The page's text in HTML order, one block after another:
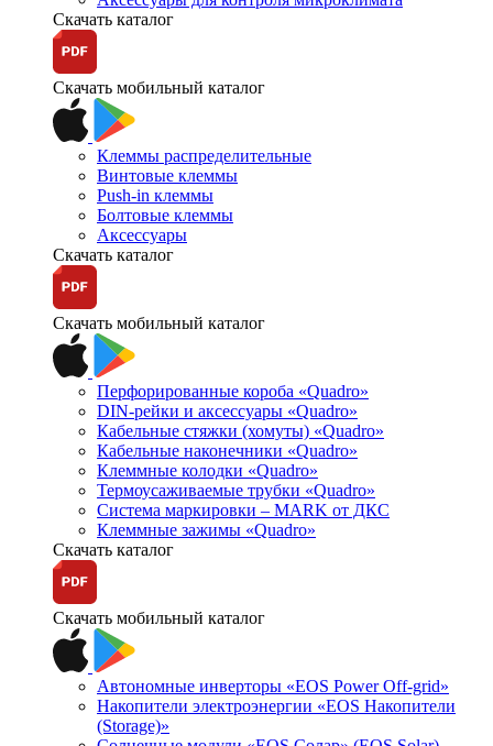
Скачать каталог
Скачать мобильный каталог
Клеммы распределительные
Винтовые клеммы
Push-in клеммы
Болтовые клеммы
Аксессуары
Скачать каталог
Скачать мобильный каталог
Перфорированные короба «Quadro»
DIN-рейки и аксессуары «Quadro»
Кабельные стяжки (хомуты) «Quadro»
Кабельные наконечники «Quadro»
Клеммные колодки «Quadro»
Термоусаживаемые трубки «Quadro»
Система маркировки – MARK от ДКС
Клеммные зажимы «Quadro»
Скачать каталог
Скачать мобильный каталог
Автономные инверторы «EOS Power Off-grid»
Накопители электроэнергии «EOS Накопители
(Storage)»